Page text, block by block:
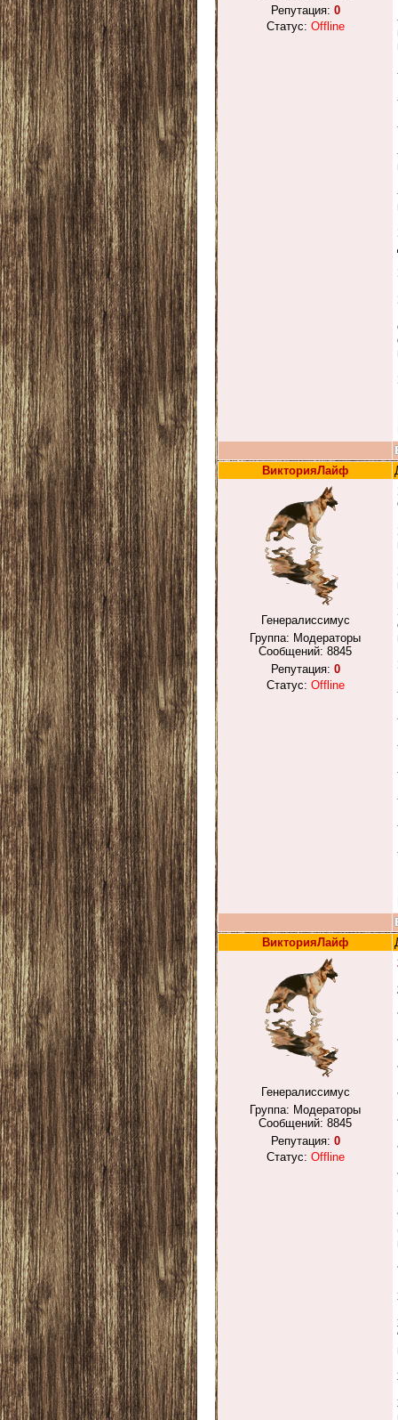
Репутация: 0
Статус: Offline
ВикторияЛайф
Генералиссимус
Группа: Модераторы
Сообщений: 8845
Репутация: 0
Статус: Offline
ВикторияЛайф
Генералиссимус
Группа: Модераторы
Сообщений: 8845
Репутация: 0
Статус: Offline